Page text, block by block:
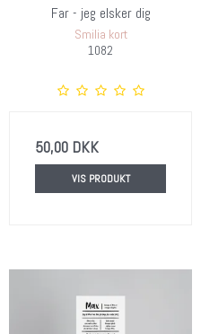
Far - jeg elsker dig
Smilia kort
1082
50,00 DKK
VIS PRODUKT